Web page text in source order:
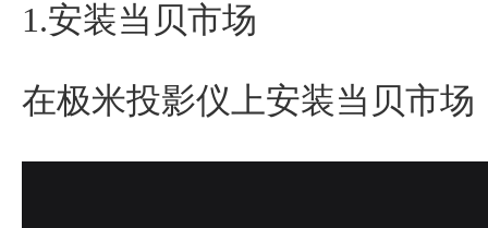
1.安装当贝市场
在极米投影仪上安装当贝市场